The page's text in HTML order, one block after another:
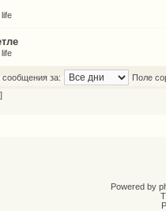
сообщения за:
Поле
Powered by